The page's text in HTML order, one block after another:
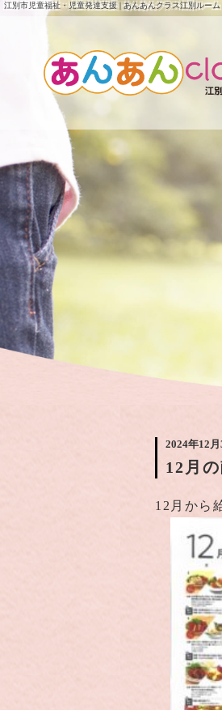
江別市児童福祉・児童発達支援 | あんあんクラス江別ルーム
2024年12月
12月
12月から